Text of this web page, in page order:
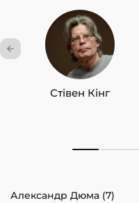
Стівен Кінг
Александр Дюма (7)